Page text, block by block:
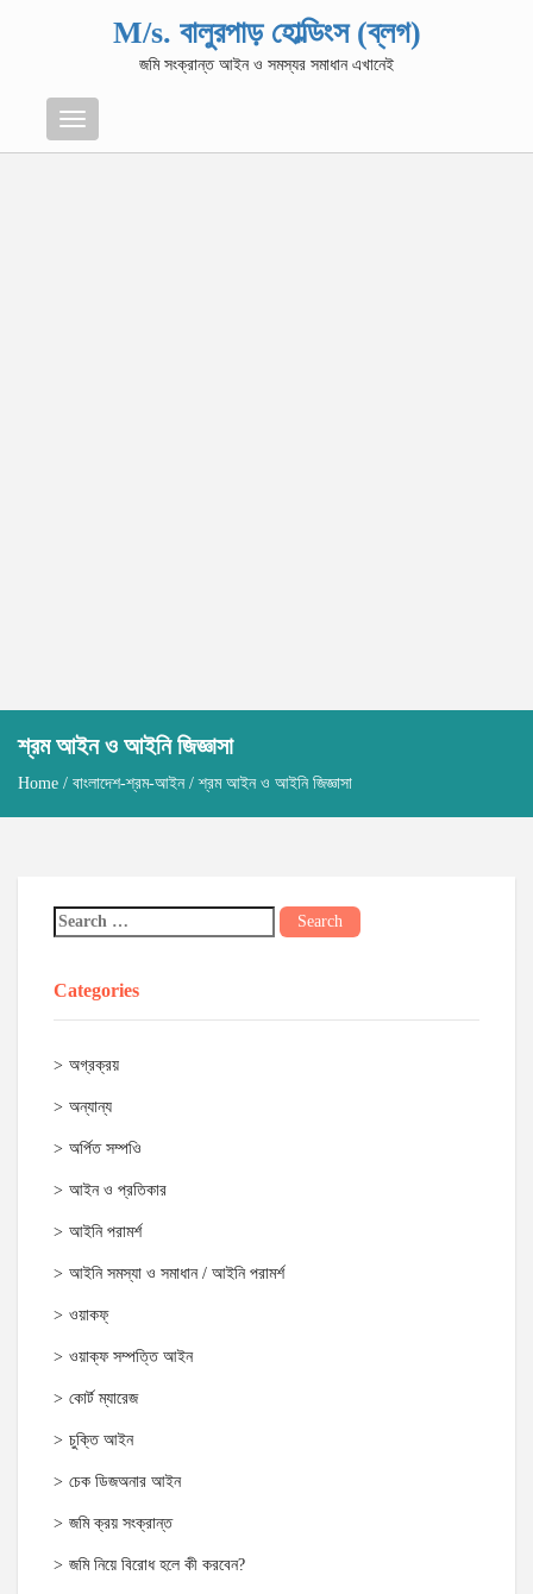
M/s. বালুরপাড় হোল্ডিংস (ব্লগ)
জমি সংক্রান্ত আইন ও সমস্যর সমাধান এখানেই
Menu
শ্রম আইন ও আইনি জিজ্ঞাসা
Home / বাংলাদেশ-শ্রম-আইন/ শ্রম আইন ও আইনি জিজ্ঞাসা
Categories
অগ্রক্রয়
অন্যান্য
অর্পিত সম্পওি
আইন ও প্রতিকার
আইনি পরামর্শ
আইনি সমস্যা ও সমাধান / আইনি পরামর্শ
ওয়াকফ্
ওয়াক্‌ফ সম্পত্তি আইন
কোর্ট ম্যারেজ
চুক্তি আইন
চেক ডিজঅনার আইন
জমি ক্রয় সংক্রান্ত
জমি নিয়ে বিরোধ হলে কী করবেন?